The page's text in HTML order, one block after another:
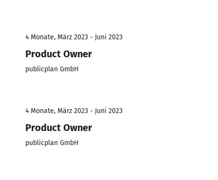
4 Monate, März 2023 - Juni 2023
Product Owner
publicplan GmbH
4 Monate, März 2023 - Juni 2023
Product Owner
publicplan GmbH